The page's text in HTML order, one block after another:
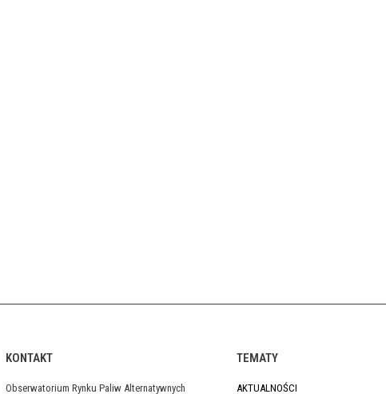
KONTAKT
Obserwatorium Rynku Paliw Alternatywnych
TEMATY
AKTUALNOŚCI